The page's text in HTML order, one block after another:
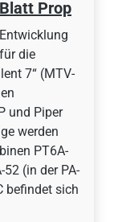
Prop
die
7“ (MTV-
und Piper
werden
PT6A-
(in der PA-
befindet sich